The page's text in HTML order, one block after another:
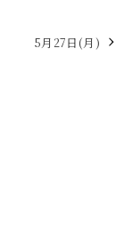
5月27日(月)